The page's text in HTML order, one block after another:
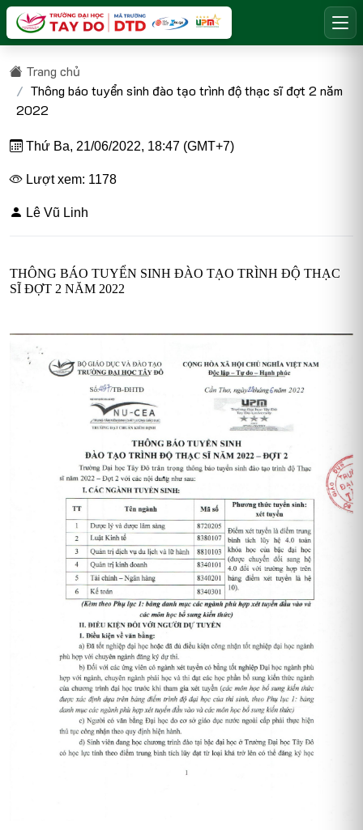
Trang chủ
Thông báo tuyển sinh đào tạo trình độ thạc sĩ đợt 2 năm
2022
Thứ Ba, 21/06/2022, 18:47 (GMT+7)
Lượt xem: 1178
Lê Vũ Linh
THÔNG BÁO TUYỂN SINH ĐÀO TẠO TRÌNH ĐỘ THẠC
SĨ ĐỢT 2 NĂM 2022